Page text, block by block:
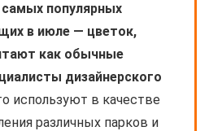
популярных
в июле — цветок,
как обычные
дизайнерского
используют в качестве
различных парков и